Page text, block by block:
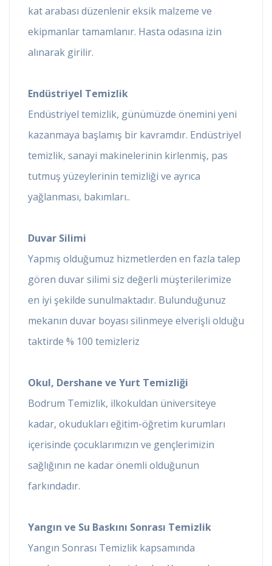
kat arabası düzenlenir eksik malzeme ve
ekipmanlar tamamlanır. Hasta odasına izin
alınarak girilir.
Endüstriyel Temizlik
Endüstriyel temizlik, günümüzde önemini yeni
kazanmaya başlamış bir kavramdır. Endüstriyel
temizlik, sanayi makinelerinin kirlenmiş, pas
tutmuş yüzeylerinin temizliği ve ayrıca
yağlanması, bakımları..
Duvar Silimi
Yapmış olduğumuz hizmetlerden en fazla talep
gören duvar silimi siz değerli müşterilerimize
en iyi şekilde sunulmaktadır. Bulunduğunuz
mekanın duvar boyası silinmeye elverişli olduğu
taktirde % 100 temizleriz
Okul, Dershane ve Yurt Temizliği
Bodrum Temizlik, ilkokuldan üniversiteye
kadar, okudukları eğitim-öğretim kurumları
içerisinde çocuklarımızın ve gençlerimizin
sağlığının ne kadar önemli olduğunun
farkındadır.
Yangın ve Su Baskını Sonrası Temizlik
Yangın Sonrası Temizlik kapsamında